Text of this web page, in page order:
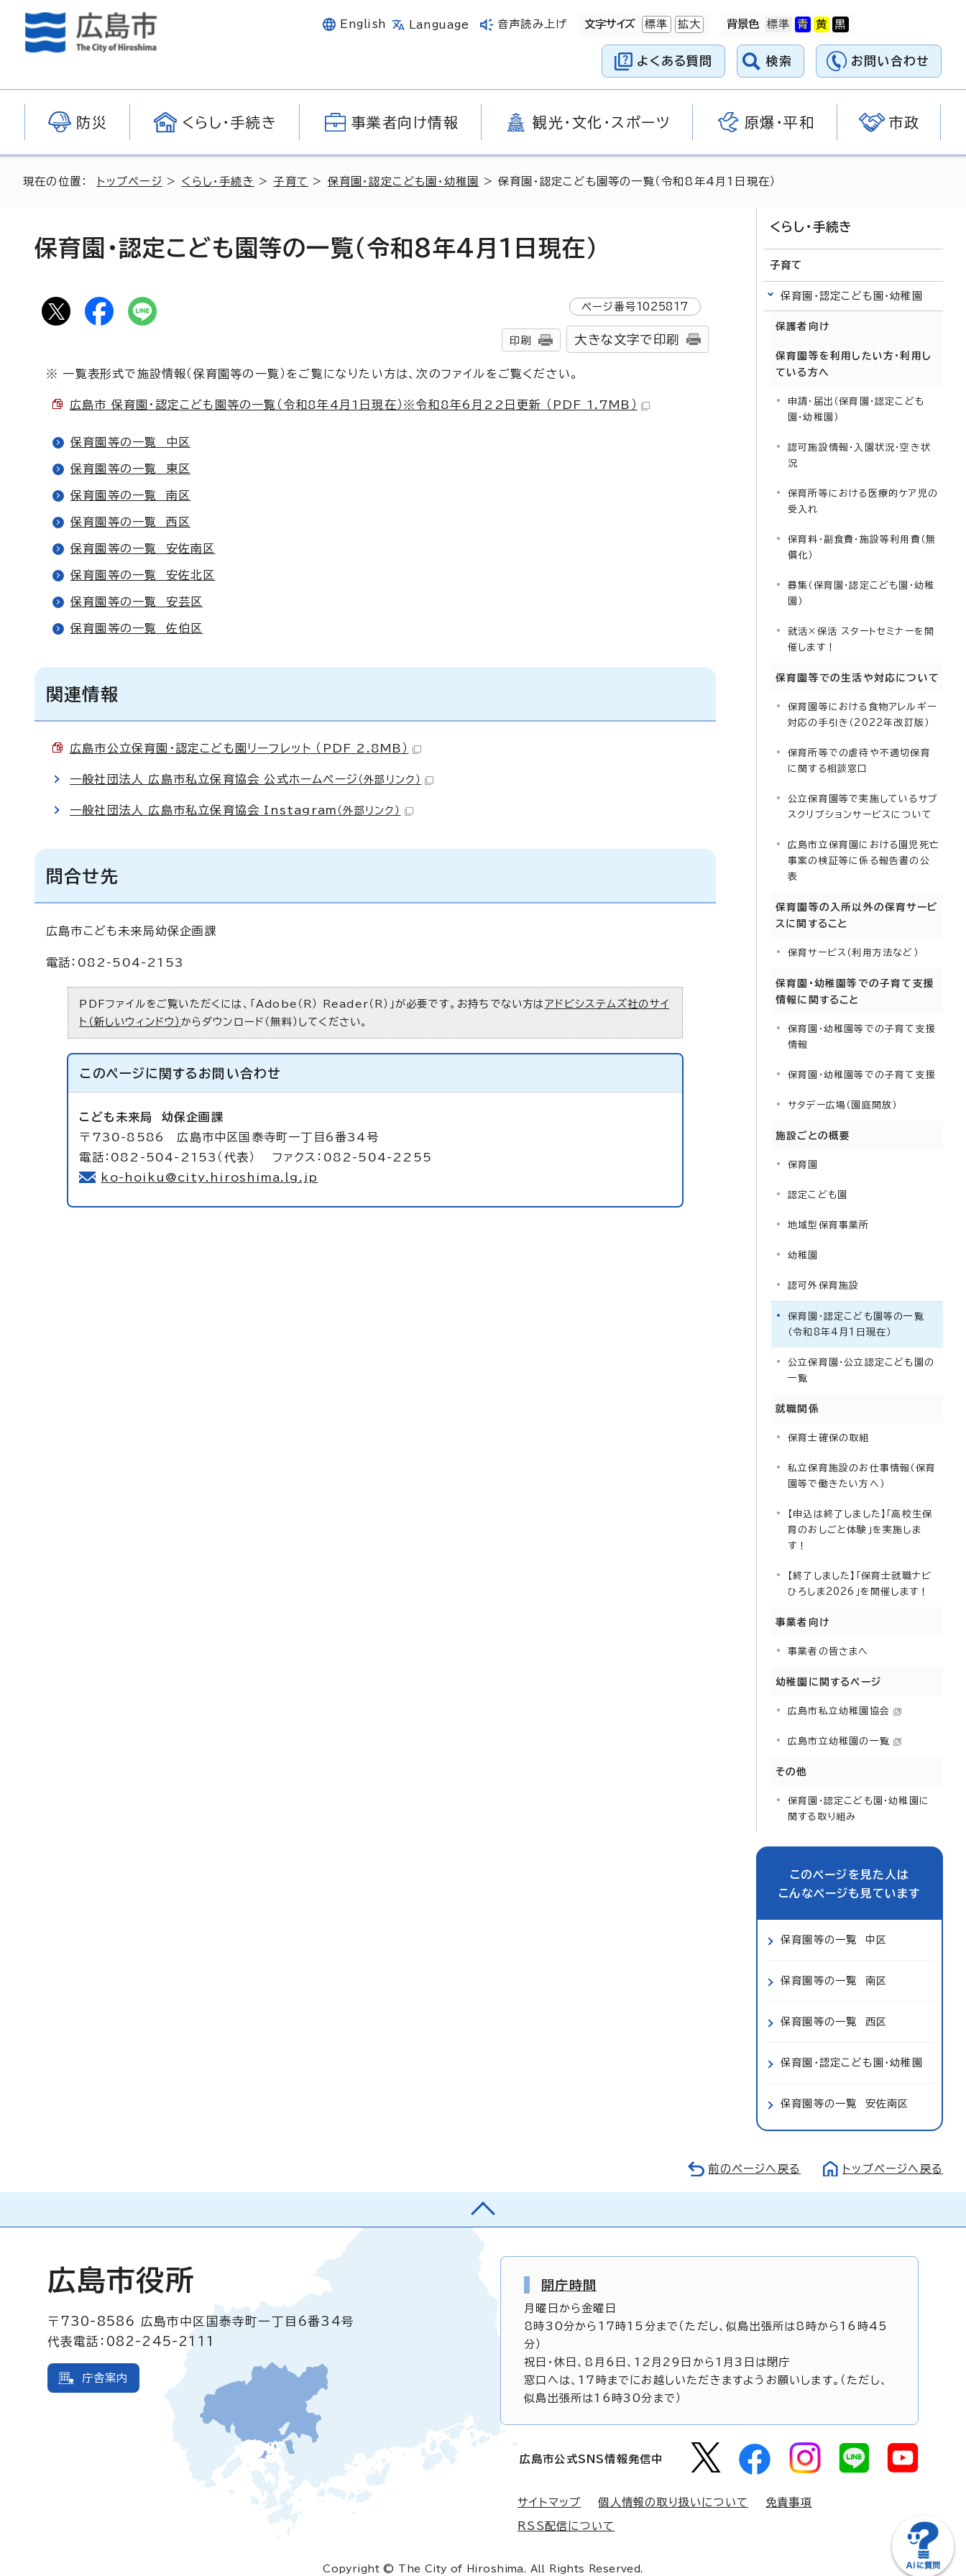
English Language 音声読み上げ 文字サイズ 標準 拡大 背景色
よくある質問 検索 お問い合わせ
防災 くらし・手続き 事業者向け情報 観光・文化・スポーツ 原爆・平和 市政
現在の位置： トップページ > くらし・手続き >子育て > 保育園・認定こども園・幼稚園 > 保育園・認定こども園等の一覧（令和8年4月1日現在）
保育園・認定こども園等の一覧（令和8年4月1日現在）
ページ番号1025817
印刷 大きな文字で印刷
※ 一覧表形式で施設情報（保育園等の一覧）をご覧になりたい方は、次のファイルをご覧ください。
広島市 保育園・認定こども園等の一覧（令和8年4月1日現在）※令和8年6月22日更新 （PDF 1.7MB）
保育園等の一覧 中区
保育園等の一覧 東区
保育園等の一覧 南区
保育園等の一覧 西区
保育園等の一覧 安佐南区
保育園等の一覧 安佐北区
保育園等の一覧 安芸区
保育園等の一覧 佐伯区
関連情報
広島市公立保育園・認定こども園リーフレット （PDF 2.8MB）
一般社団法人 広島市私立保育協会 公式ホームページ （外部リンク）
一般社団法人 広島市私立保育協会 Instagram （外部リンク）
問合せ先
広島市こども未来局幼保企画課
電話：082-504-2153
PDFファイルをご覧いただくには、「Adobe（R） Reader（R）」が必要です。お持ちでない方は アドビシステムズ社のサイ
ト（新しいウィンドウ） からダウンロード（無料）してください。
このページに関する お問い合わせ
こども未来局 幼保企画課
〒730-8586 広島市中区国泰寺町一丁目6番34号
電話：082-504-2153（代表） ファクス：082-504-2255
ko-hoiku@city.hiroshima.lg.jp
くらし・手続き
子育て
保育園・認定こども園・幼稚園
保護者向け
保育園等を利用したい方・利用し
ている方へ
申請・届出（保育園・認定こども
園・幼稚園）
認可施設情報・入園状況・空き状
況
保育所等における医療的ケア児の
受入れ
保育料・副食費・施設等利用費（無
償化）
募集（保育園・認定こども園・幼稚
園）
就活×保活 スタートセミナーを開
催します！
保育園等での生活や対応について
保育園等における食物アレルギー
対応の手引き（2022年改訂版）
保育所等での虐待や不適切保育
に関する相談窓口
公立保育園等で実施しているサブ
スクリプションサービスについて
広島市立保育園における園児死亡
事案の検証等に係る報告書の公
表
保育園等の入所以外の保育サービ
スに関すること
保育サービス（利用方法など）
保育園・幼稚園等での子育て支援
情報に関すること
保育園・幼稚園等での子育て支援
情報
保育園・幼稚園等での子育て支援
サタデー広場（園庭開放）
施設ごとの概要
保育園
認定こども園
地域型保育事業所
幼稚園
認可外保育施設
保育園・認定こども園等の一覧
（令和8年4月1日現在）
公立保育園・公立認定こども園の
一覧
就職関係
保育士確保の取組
私立保育施設のお仕事情報（保育
園等で働きたい方へ）
【申込は終了しました】「高校生保
育のおしごと体験」を実施しま
す！
【終了しました】「保育士就職ナビ
ひろしま2026」を開催します！
事業者向け
事業者の皆さまへ
幼稚園に関するページ
広島市私立幼稚園協会
広島市立幼稚園の一覧
その他
保育園・認定こども園・幼稚園に
関する取り組み
このページを見た人は
こんなページも見ています
保育園等の一覧 中区
保育園等の一覧 南区
保育園等の一覧 西区
保育園・認定こども園・幼稚園
保育園等の一覧 安佐南区
前のページへ戻る トップページへ戻る
広島市役所
〒730-8586
広島市中区国泰寺町一丁目6番34号
代表電話：082-245-2111
庁舎案内
開庁時間
月曜日から金曜日
8時30分から17時15分まで（ただし、似島出張所は8時から16時45
分）
祝日・休日、8月6日、12月29日から1月3日は閉庁
窓口へは、17時までにお越しいただきますようお願いします。（ただし、
似島出張所は16時30分まで）
広島市公式SNS情報発信中
サイトマップ 個人情報の取り扱いについて 免責事項
RSS配信について
Copyright © The City of Hiroshima. All Rights Reserved.